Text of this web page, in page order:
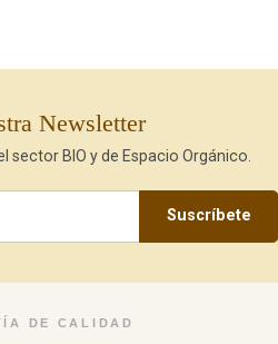
Newsletter
BIO y de Espacio Orgánico.
Suscríbete
DE CALIDAD